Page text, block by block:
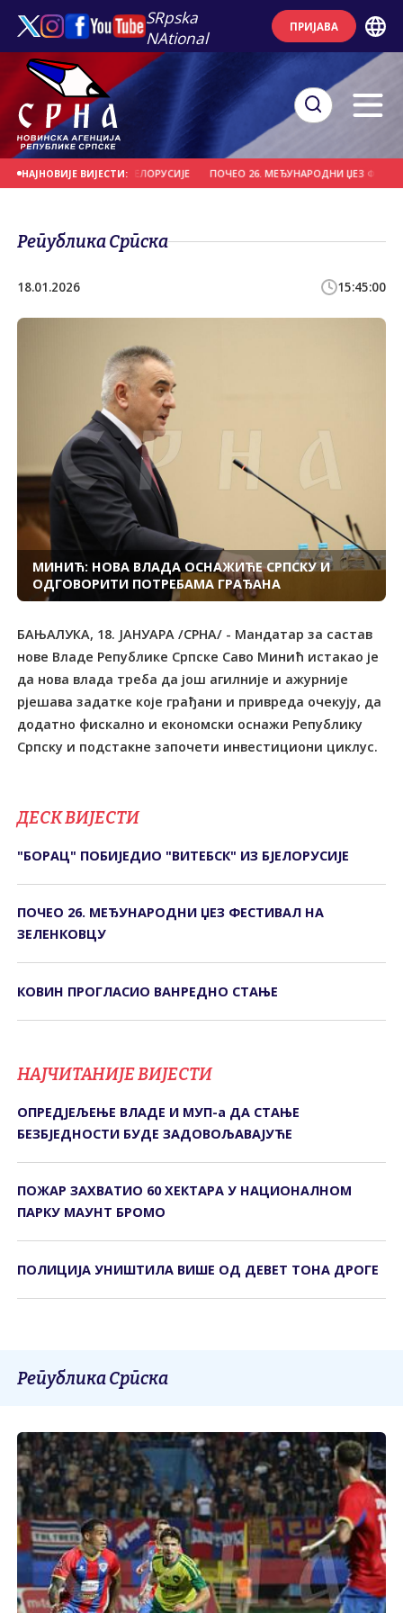
SRpska
NAtional
ПРИЈАВА
НАЈНОВИЈЕ ВИЈЕСТИ:
"ВИТЕБСК" ИЗ БЈЕЛОРУСИЈЕ ПОЧЕО 26. МЕЂУНАРОДНИ ЏЕЗ ФЕСТИВАЛ
Република Српска
18.01.2026 15:45:00
МИНИЋ: НОВА ВЛАДА ОСНАЖИЋЕ СРПСКУ И
ОДГОВОРИТИ ПОТРЕБАМА ГРАЂАНА
БАЊАЛУКА, 18. ЈАНУАРА /СРНА/ - Мандатар за састав
нове Владе Републике Српске Саво Минић истакао је
да нова влада треба да још агилније и ажурније
рјешава задатке које грађани и привреда очекују, да
додатно фискално и економски оснажи Републику
Српску и подстакне започети инвестициони циклус.
ДЕСК ВИЈЕСТИ
"БОРАЦ" ПОБИЈЕДИО "ВИТЕБСК" ИЗ БЈЕЛОРУСИЈЕ
ПОЧЕО 26. МЕЂУНАРОДНИ ЏЕЗ ФЕСТИВАЛ НА
ЗЕЛЕНКОВЦУ
КОВИН ПРОГЛАСИО ВАНРЕДНО СТАЊЕ
НАЈЧИТАНИЈЕ ВИЈЕСТИ
ОПРЕДЈЕЉЕЊЕ ВЛАДЕ И МУП-а ДА СТАЊЕ
БЕЗБЈЕДНОСТИ БУДЕ ЗАДОВОЉАВАЈУЋЕ
ПОЖАР ЗАХВАТИО 60 ХЕКТАРА У НАЦИОНАЛНОМ
ПАРКУ МАУНТ БРОМО
ПОЛИЦИЈА УНИШТИЛА ВИШЕ ОД ДЕВЕТ ТОНА ДРОГЕ
Република Српска